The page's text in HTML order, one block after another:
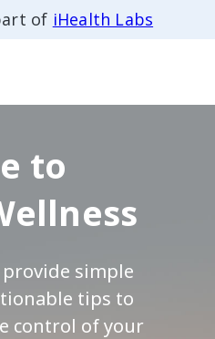
of iHealth Labs
to
simple
tips to
control of your